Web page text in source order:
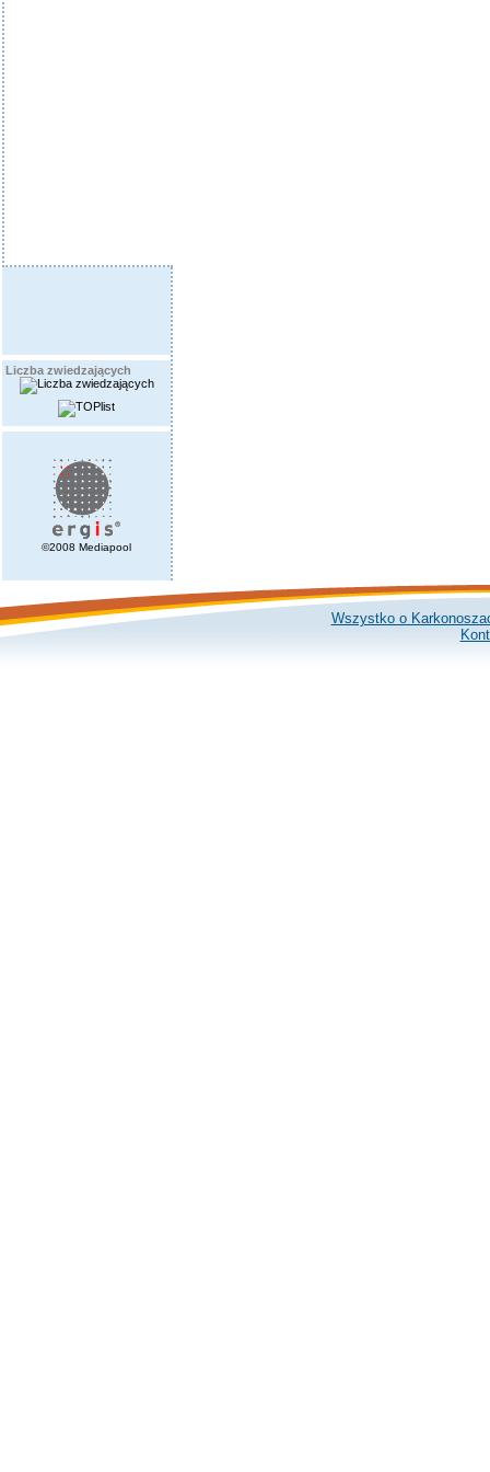
Liczba zwiedzających
©2008 Mediapool
Wszystko o